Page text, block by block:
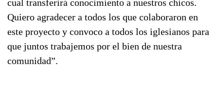
cual transferirá conocimiento a nuestros chicos.
Quiero agradecer a todos los que colaboraron en
este proyecto y convoco a todos los iglesianos para
que juntos trabajemos por el bien de nuestra
comunidad”.